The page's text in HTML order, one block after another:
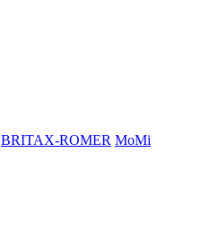
BRITAX-ROMER MoMi